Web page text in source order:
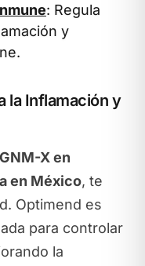
: Regula
y
la Inflamación y
X en
en México, te
Optimend es
para controlar
la